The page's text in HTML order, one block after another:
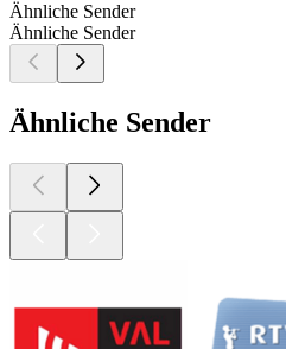
Ähnliche Sender
Ähnliche Sender
Ähnliche Sender